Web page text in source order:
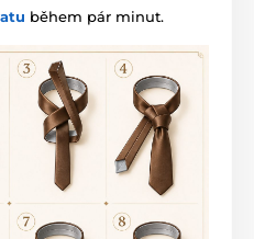
během pár minut.